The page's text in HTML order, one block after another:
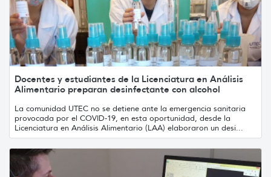
Docentes y estudiantes de la Licenciatura en Análisis
Alimentario preparan desinfectante con alcohol
La comunidad UTEC no se detiene ante la emergencia sanitaria
provocada por el COVID-19, en esta oportunidad, desde la
Licenciatura en Análisis Alimentario (LAA) elaboraron un desi...